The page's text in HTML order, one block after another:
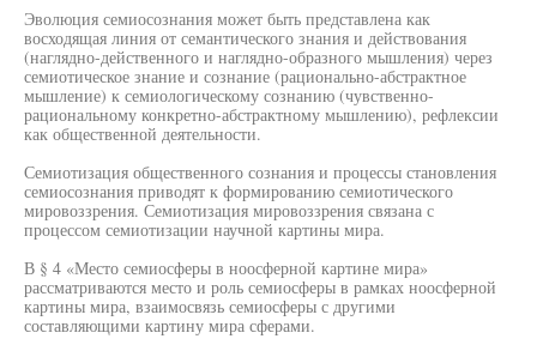
Эволюция семиосознания может быть представлена как
восходящая линия от семантического знания и действования
(наглядно-действенного и наглядно-образного мышления) через
семиотическое знание и сознание (рационально-абстрактное
мышление) к семиологическому сознанию (чувственно-
рациональному конкретно-абстрактному мышлению), рефлексии
как общественной деятельности.
Семиотизация общественного сознания и процессы становления
семиосознания приводят к формированию семиотического
мировоззрения. Семиотизация мировоззрения связана с
процессом семиотизации научной картины мира.
В § 4 «Место семиосферы в ноосферной картине мира»
рассматриваются место и роль семиосферы в рамках ноосферной
картины мира, взаимосвязь семиосферы с другими
составляющими картину мира сферами.